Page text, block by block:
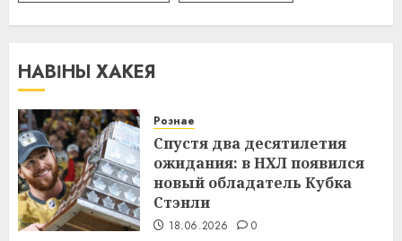
НАВІНЫ ХАКЕЯ
Рознае
Спустя два десятилетия
ожидания: в НХЛ появился
новый обладатель Кубка
Стэнли
18.06.2026 0